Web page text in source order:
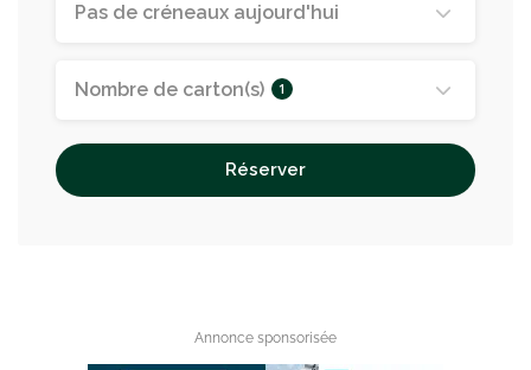
Pas de créneaux aujourd'hui
Nombre de carton(s) 1
Réserver
Annonce sponsorisée